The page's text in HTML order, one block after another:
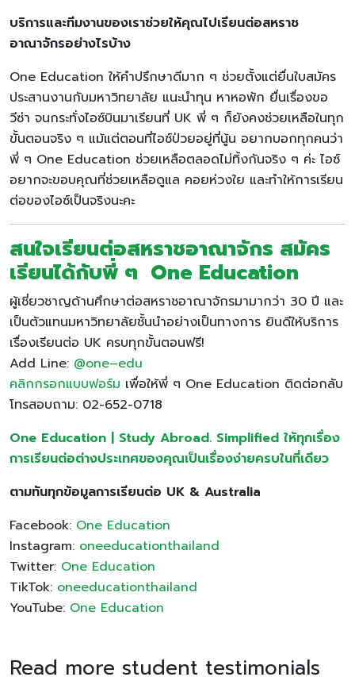
บริการและทีมงานของเราช่วยให้คุณไปเรียนต่อสหราช
อาณาจักรอย่างไรบ้าง
One Education ให้คำปรึกษาดีมาก ๆ ช่วยตั้งแต่ยื่นใบสมัคร
ประสานงานกับมหาวิทยาลัย แนะนำทุน หาหอพัก ยื่นเรื่องขอ
วีซ่า จนกระทั่งไอซ์บินมาเรียนที่ UK พี่ ๆ ก็ยังคงช่วยเหลือในทุก
ขั้นตอนจริง ๆ แม้แต่ตอนที่ไอซ์ป่วยอยู่ที่นู้น อยากบอกทุกคนว่า
พี่ ๆ One Education ช่วยเหลือตลอดไม่ทิ้งกันจริง ๆ ค่ะ ไอซ์
อยากจะขอบคุณที่ช่วยเหลือดูแล คอยห่วงใย และทำให้การเรียน
ต่อของไอซ์เป็นจริงนะคะ
สนใจเรียนต่อสหราชอาณาจักร สมัคร
เรียนได้กับพี่ ๆ One Education
ผู้เชี่ยวชาญด้านศึกษาต่อสหราชอาณาจักรมามากว่า 30 ปี และ
เป็นตัวแทนมหาวิทยาลัยชั้นนำอย่างเป็นทางการ ยินดีให้บริการ
เรื่องเรียนต่อ UK ครบทุกขั้นตอนฟรี!
Add Line: @one–edu
คลิกกรอกแบบฟอร์ม เพื่อให้พี่ ๆ One Education ติดต่อกลับ
โทรสอบถาม: 02-652-0718
One Education | Study Abroad. Simplified ให้ทุกเรื่อง
การเรียนต่อต่างประเทศของคุณเป็นเรื่องง่ายครบในที่เดียว
ตามทันทุกข้อมูลการเรียนต่อ UK & Australia
Facebook: One Education
Instagram: oneeducationthailand
Twitter: One Education
TikTok: oneeducationthailand
YouTube: One Education
Read more student testimonials